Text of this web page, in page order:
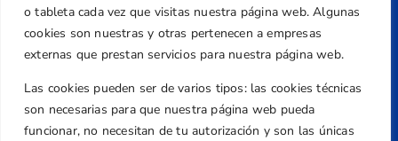
o tableta cada vez que visitas nuestra página web. Algunas
cookies son nuestras y otras pertenecen a empresas
externas que prestan servicios para nuestra página web.
Las cookies pueden ser de varios tipos: las cookies técnicas
son necesarias para que nuestra página web pueda
funcionar, no necesitan de tu autorización y son las únicas
Centre de L´Esport, Carrer d'Isaac Peral i
Caballero, Nº 5, Despachos 2 y 3, 46980,
Valencia
+34 961 367 799
Email